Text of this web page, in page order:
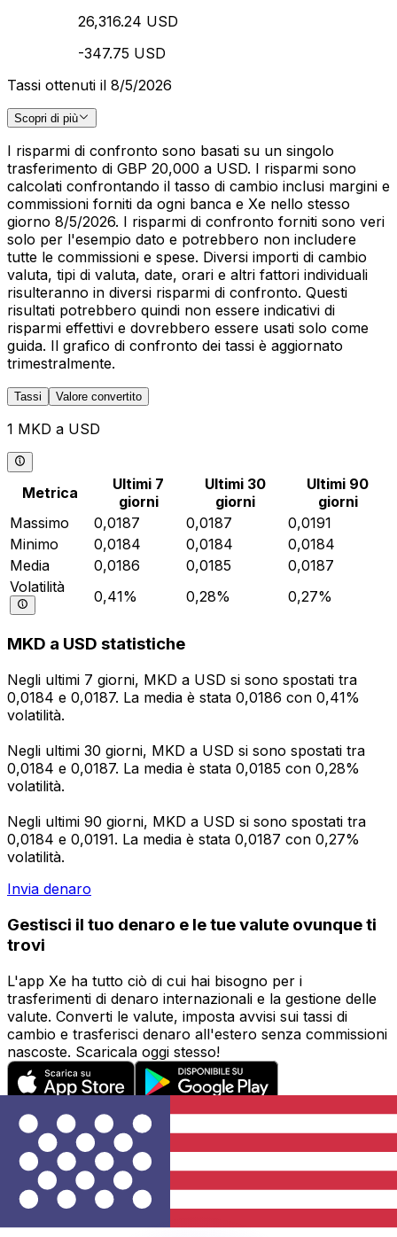
26,316.24 USD
-347.75 USD
Tassi ottenuti il 8/5/2026
Scopri di più
I risparmi di confronto sono basati su un singolo
trasferimento di GBP 20,000 a USD. I risparmi sono
calcolati confrontando il tasso di cambio inclusi margini e
commissioni forniti da ogni banca e Xe nello stesso
giorno 8/5/2026. I risparmi di confronto forniti sono veri
solo per l'esempio dato e potrebbero non includere
tutte le commissioni e spese. Diversi importi di cambio
valuta, tipi di valuta, date, orari e altri fattori individuali
risulteranno in diversi risparmi di confronto. Questi
risultati potrebbero quindi non essere indicativi di
risparmi effettivi e dovrebbero essere usati solo come
guida. Il grafico di confronto dei tassi è aggiornato
trimestralmente.
Tassi Valore convertito
1 MKD a USD
Metrica
Ultimi 7
giorni
Ultimi 30
giorni
Ultimi 90
giorni
Massimo
0,0187 0,0187
0,0191
Minimo
0,0184 0,0184
0,0184
Media
0,0186 0,0185
0,0187
Volatilità
0,41% 0,28% 0,27%
MKD a USD statistiche
Negli ultimi 7 giorni, MKD a USD si sono spostati tra
0,0184 e 0,0187. La media è stata 0,0186 con 0,41%
volatilità.
Negli ultimi 30 giorni, MKD a USD si sono spostati tra
0,0184 e 0,0187. La media è stata 0,0185 con 0,28%
volatilità.
Negli ultimi 90 giorni, MKD a USD si sono spostati tra
0,0184 e 0,0191. La media è stata 0,0187 con 0,27%
volatilità.
Invia denaro
Gestisci il tuo denaro e le tue valute ovunque ti
trovi
L'app Xe ha tutto ciò di cui hai bisogno per i
trasferimenti di denaro internazionali e la gestione delle
valute. Converti le valute, imposta avvisi sui tassi di
cambio e trasferisci denaro all'estero senza commissioni
nascoste. Scaricala oggi stesso!